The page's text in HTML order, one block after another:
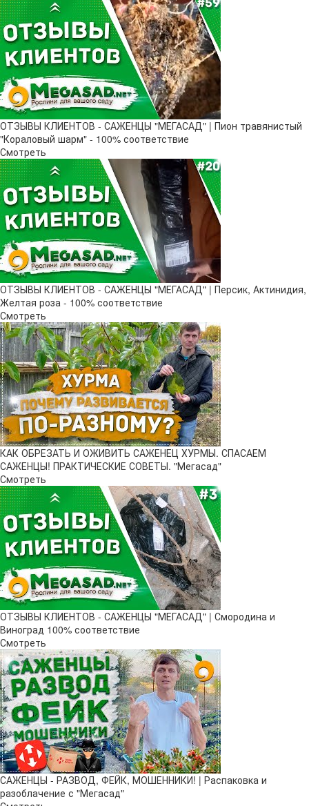
ОТЗЫВЫ КЛИЕНТОВ - САЖЕНЦЫ "МЕГАСАД" | Пион травянистый
"Кораловый шарм" - 100% соответствие
Смотреть
ОТЗЫВЫ КЛИЕНТОВ - САЖЕНЦЫ "МЕГАСАД" | Персик, Актинидия,
Желтая роза - 100% соответствие
Смотреть
КАК ОБРЕЗАТЬ И ОЖИВИТЬ САЖЕНЕЦ ХУРМЫ. СПАСАЕМ
САЖЕНЦЫ! ПРАКТИЧЕСКИЕ СОВЕТЫ. "Мегасад"
Смотреть
ОТЗЫВЫ КЛИЕНТОВ - САЖЕНЦЫ "МЕГАСАД" | Смородина и
Виноград 100% соответствие
Смотреть
САЖЕНЦЫ - РАЗВОД, ФЕЙК, МОШЕННИКИ! | Распаковка и
разоблачение с "Мегасад"